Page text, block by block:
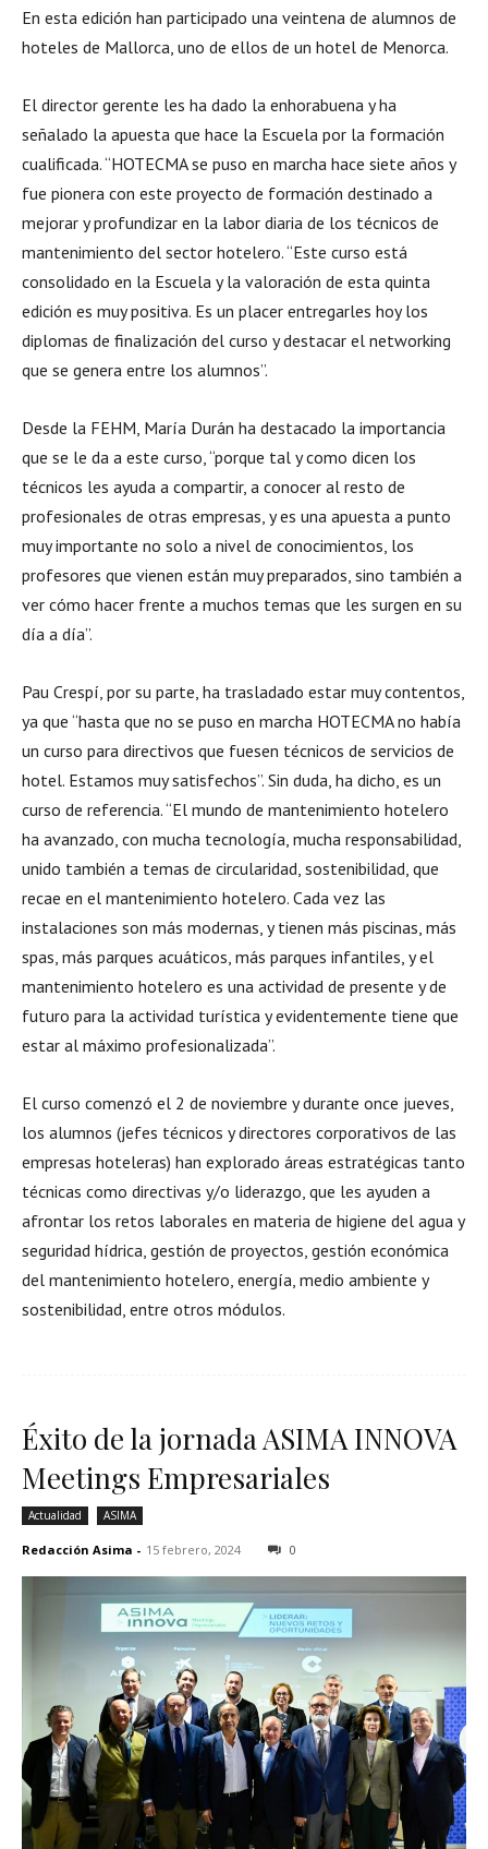
En esta edición han participado una veintena de alumnos de
hoteles de Mallorca, uno de ellos de un hotel de Menorca.
El director gerente les ha dado la enhorabuena y ha
señalado la apuesta que hace la Escuela por la formación
cualificada. “HOTECMA se puso en marcha hace siete años y
fue pionera con este proyecto de formación destinado a
mejorar y profundizar en la labor diaria de los técnicos de
mantenimiento del sector hotelero. “Este curso está
consolidado en la Escuela y la valoración de esta quinta
edición es muy positiva. Es un placer entregarles hoy los
diplomas de finalización del curso y destacar el networking
que se genera entre los alumnos”.
Desde la FEHM, María Durán ha destacado la importancia
que se le da a este curso, “porque tal y como dicen los
técnicos les ayuda a compartir, a conocer al resto de
profesionales de otras empresas, y es una apuesta a punto
muy importante no solo a nivel de conocimientos, los
profesores que vienen están muy preparados, sino también a
ver cómo hacer frente a muchos temas que les surgen en su
día a día”.
Pau Crespí, por su parte, ha trasladado estar muy contentos,
ya que “hasta que no se puso en marcha HOTECMA no había
un curso para directivos que fuesen técnicos de servicios de
hotel. Estamos muy satisfechos”. Sin duda, ha dicho, es un
curso de referencia. “El mundo de mantenimiento hotelero
ha avanzado, con mucha tecnología, mucha responsabilidad,
unido también a temas de circularidad, sostenibilidad, que
recae en el mantenimiento hotelero. Cada vez las
instalaciones son más modernas, y tienen más piscinas, más
spas, más parques acuáticos, más parques infantiles, y el
mantenimiento hotelero es una actividad de presente y de
futuro para la actividad turística y evidentemente tiene que
estar al máximo profesionalizada”.
El curso comenzó el 2 de noviembre y durante once jueves,
los alumnos (jefes técnicos y directores corporativos de las
empresas hoteleras) han explorado áreas estratégicas tanto
técnicas como directivas y/o liderazgo, que les ayuden a
afrontar los retos laborales en materia de higiene del agua y
seguridad hídrica, gestión de proyectos, gestión económica
del mantenimiento hotelero, energía, medio ambiente y
sostenibilidad, entre otros módulos.
Éxito de la jornada ASIMA INNOVA
Meetings Empresariales
Actualidad ASIMA
Redacción Asima - 15 febrero, 2024 0